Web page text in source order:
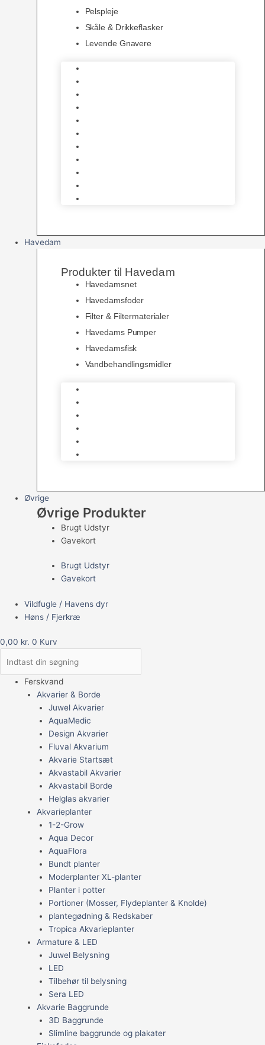
Pelspleje
Skåle & Drikkeflasker
Levende Gnavere
Havedam
Produkter til Havedam
Havedamsnet
Havedamsfoder
Filter & Filtermaterialer
Havedams Pumper
Havedamsfisk
Vandbehandlingsmidler
Øvrige
Øvrige Produkter
Brugt Udstyr
Gavekort
Brugt Udstyr
Gavekort
Vildfugle / Havens dyr
Høns / Fjerkræ
0,00 kr. 0 Kurv
Ferskvand
Akvarier & Borde
Juwel Akvarier
AquaMedic
Design Akvarier
Fluval Akvarium
Akvarie Startsæt
Akvastabil Akvarier
Akvastabil Borde
Helglas akvarier
Akvarieplanter
1-2-Grow
Aqua Decor
AquaFlora
Bundt planter
Moderplanter XL-planter
Planter i potter
Portioner (Mosser, Flydeplanter & Knolde)
plantegødning & Redskaber
Tropica Akvarieplanter
Armature & LED
Juwel Belysning
LED
Tilbehør til belysning
Sera LED
Akvarie Baggrunde
3D Baggrunde
Slimline baggrunde og plakater